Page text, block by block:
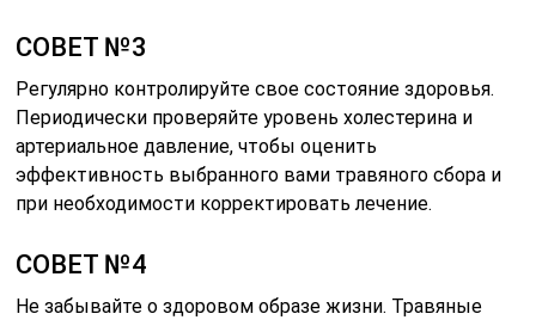
СОВЕТ №3
Регулярно контролируйте свое состояние здоровья.
Периодически проверяйте уровень холестерина и
артериальное давление, чтобы оценить
эффективность выбранного вами травяного сбора и
при необходимости корректировать лечение.
СОВЕТ №4
Не забывайте о здоровом образе жизни. Травяные